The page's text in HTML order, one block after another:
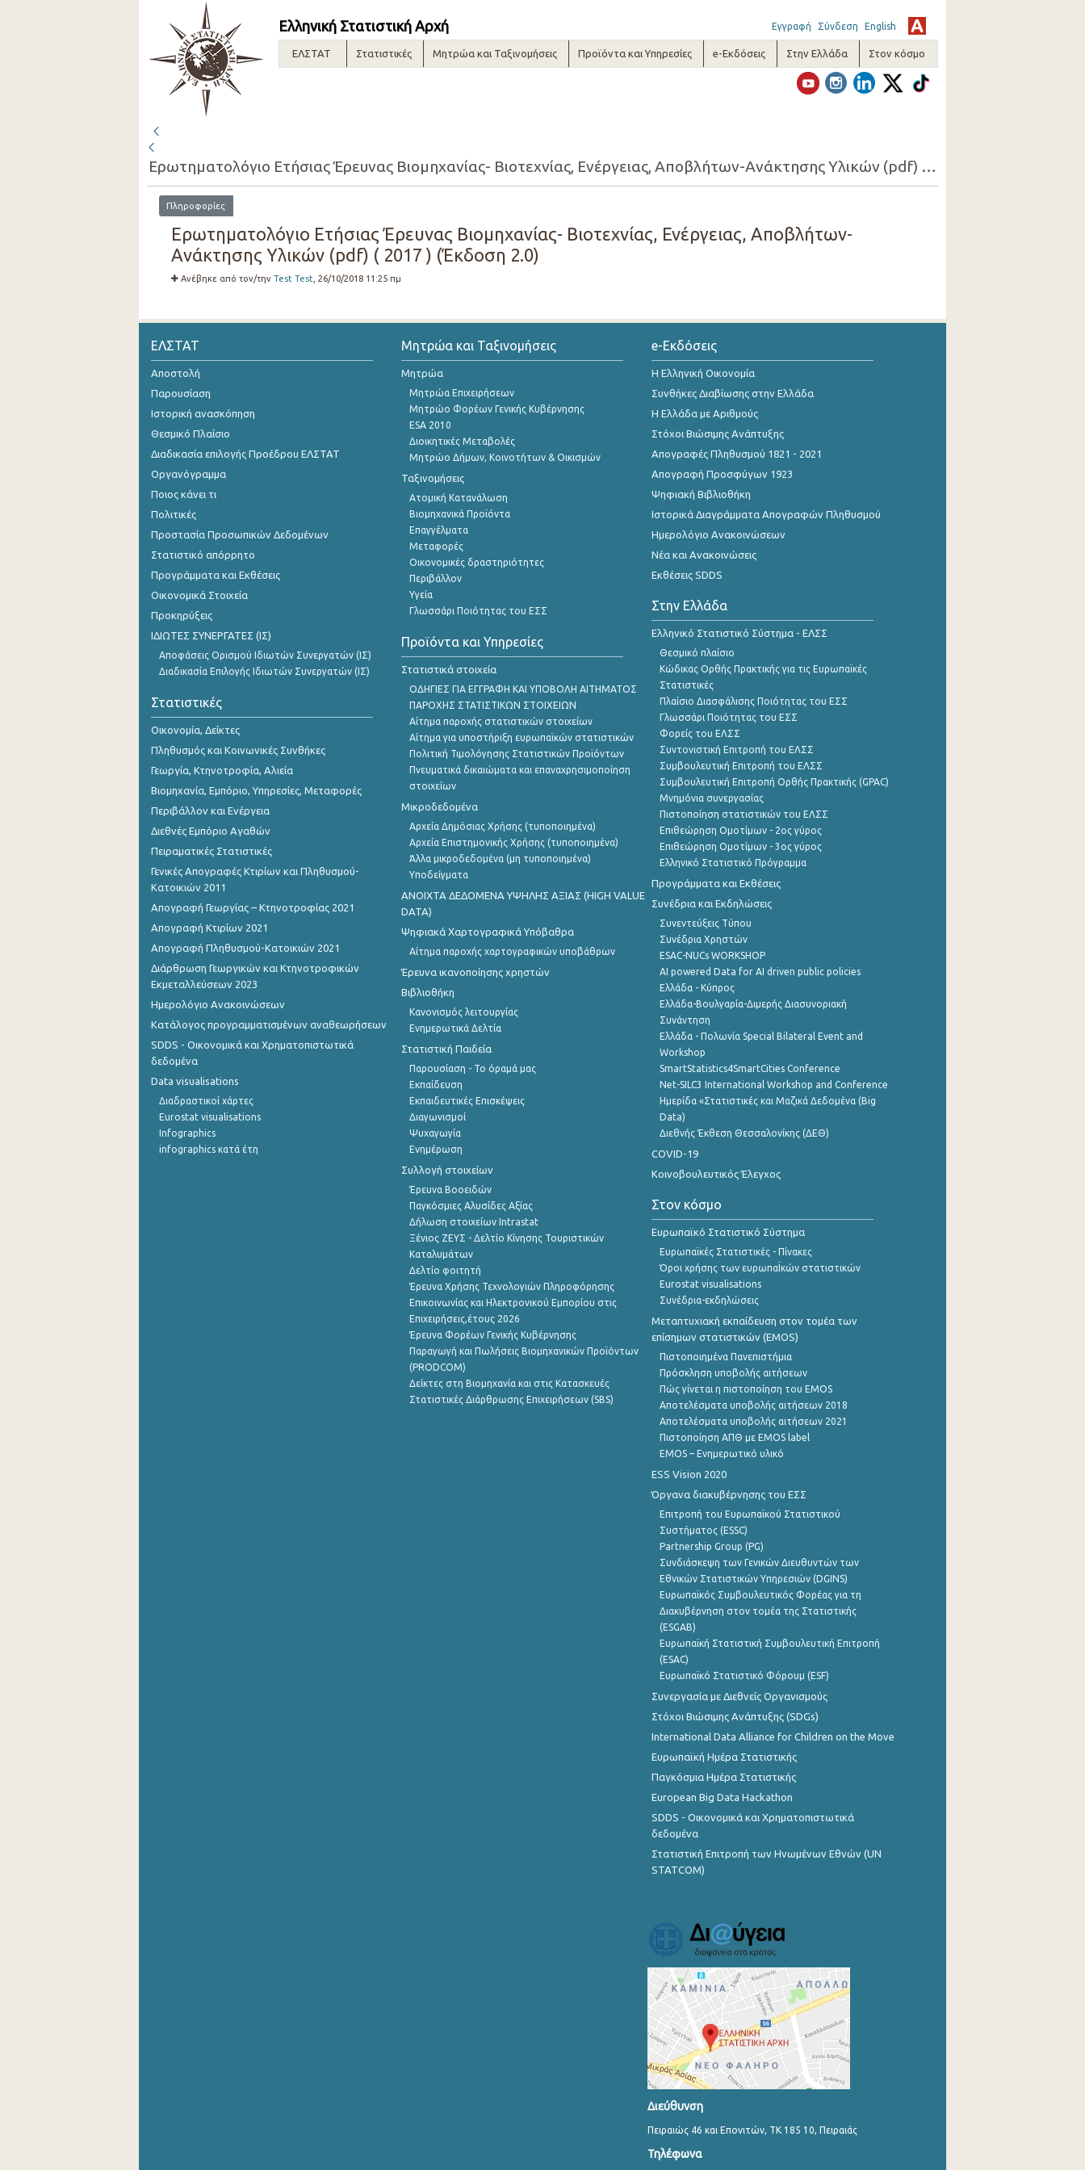
Ελληνική Στατιστική Αρχή Εγγραφή Σύνδεση English
ΕΛΣΤΑΤ Στατιστικές Μητρώα και Ταξινομήσεις Προϊόντα και Υπηρεσίες e-Εκδόσεις Στην Ελλάδα Στον κόσμο
Ερωτηματολόγιο Ετήσιας Έρευνας Βιομηχανίας- Βιοτεχνίας, Ενέργειας, Αποβλήτων-Ανάκτησης Υλικών (pdf) ( 2017 )
Πληροφορίες
Ερωτηματολόγιο Ετήσιας Έρευνας Βιομηχανίας- Βιοτεχνίας, Ενέργειας, Αποβλήτων-
Ανάκτησης Υλικών (pdf) ( 2017 ) (Έκδοση 2.0)
Ανέβηκε από τον/την Test Test , 26/10/2018 11:25 πμ
ΕΛΣΤΑΤ
Αποστολή
Παρουσίαση
Ιστορική ανασκόπηση
Θεσμικό Πλαίσιο
Διαδικασία επιλογής Προέδρου ΕΛΣΤΑΤ
Οργανόγραμμα
Ποιος κάνει τι
Πολιτικές
Προστασία Προσωπικών Δεδομένων
Στατιστικό απόρρητο
Προγράμματα και Εκθέσεις
Οικονομικά Στοιχεία
Προκηρύξεις
ΙΔΙΩΤΕΣ ΣΥΝΕΡΓΑΤΕΣ (ΙΣ)
Αποφάσεις Ορισμού Ιδιωτών Συνεργατών (ΙΣ)
Διαδικασία Επιλογής Ιδιωτών Συνεργατών (ΙΣ)
Στατιστικές
Οικονομία, Δείκτες
Πληθυσμός και Κοινωνικές Συνθήκες
Γεωργία, Κτηνοτροφία, Αλιεία
Βιομηχανία, Εμπόριο, Υπηρεσίες, Μεταφορές
Περιβάλλον και Ενέργεια
Διεθνές Εμπόριο Αγαθών
Πειραματικές Στατιστικές
Γενικές Απογραφές Κτιρίων και Πληθυσμού-
Κατοικιών 2011
Απογραφή Γεωργίας – Κτηνοτροφίας 2021
Απογραφή Κτιρίων 2021
Απογραφή Πληθυσμού-Κατοικιών 2021
Διάρθρωση Γεωργικών και Κτηνοτροφικών
Εκμεταλλεύσεων 2023
Ημερολόγιο Ανακοινώσεων
Κατάλογος προγραμματισμένων αναθεωρήσεων
SDDS - Οικονομικά και Χρηματοπιστωτικά
δεδομένα
Data visualisations
Διαδραστικοί χάρτες
Eurostat visualisations
Infographics
infographics κατά έτη
Μητρώα και Ταξινομήσεις
Μητρώα
Μητρώα Επιχειρήσεων
Μητρώο Φορέων Γενικής Κυβέρνησης
ESA 2010
Διοικητικές Μεταβολές
Μητρώο Δήμων, Κοινοτήτων & Οικισμών
Ταξινομήσεις
Ατομική Κατανάλωση
Βιομηχανικά Προϊόντα
Επαγγέλματα
Μεταφορές
Οικονομικές δραστηριότητες
Περιβάλλον
Υγεία
Γλωσσάρι Ποιότητας του ΕΣΣ
Προϊόντα και Υπηρεσίες
Στατιστικά στοιχεία
ΟΔΗΓΙΕΣ ΓΙΑ ΕΓΓΡΑΦΗ ΚΑΙ ΥΠΟΒΟΛΗ ΑΙΤΗΜΑΤΟΣ
ΠΑΡΟΧΗΣ ΣΤΑΤΙΣΤΙΚΩΝ ΣΤΟΙΧΕΙΩΝ
Αίτημα παροχής στατιστικών στοιχείων
Αίτημα για υποστήριξη ευρωπαϊκών στατιστικών
Πολιτική Τιμολόγησης Στατιστικών Προϊόντων
Πνευματικά δικαιώματα και επαναχρησιμοποίηση
στοιχείων
Μικροδεδομένα
Αρχεία Δημόσιας Χρήσης (τυποποιημένα)
Αρχεία Επιστημονικής Χρήσης (τυποποιημένα)
Άλλα μικροδεδομένα (μη τυποποιημένα)
Υποδείγματα
ANOIXTA ΔΕΔΟΜΕΝΑ ΥΨΗΛΗΣ ΑΞΙΑΣ (HIGH VALUE
DATA)
Ψηφιακά Χαρτογραφικά Υπόβαθρα
Αίτημα παροχής χαρτογραφικών υποβάθρων
Έρευνα ικανοποίησης χρηστών
Βιβλιοθήκη
Κανονισμός λειτουργίας
Ενημερωτικά Δελτία
Στατιστική Παιδεία
Παρουσίαση - Το όραμά μας
Εκπαίδευση
Εκπαιδευτικές Επισκέψεις
Διαγωνισμοί
Ψυχαγωγία
Ενημέρωση
Συλλογή στοιχείων
Έρευνα Βοοειδών
Παγκόσμιες Αλυσίδες Αξίας
Δήλωση στοιχείων Intrastat
Ξένιος ΖΕΥΣ - Δελτίο Κίνησης Τουριστικών
Καταλυμάτων
Δελτίο φοιτητή
Έρευνα Χρήσης Τεχνολογιών Πληροφόρησης
Επικοινωνίας και Ηλεκτρονικού Εμπορίου στις
Επιχειρήσεις,έτους 2026
Έρευνα Φορέων Γενικής Κυβέρνησης
Παραγωγή και Πωλήσεις Βιομηχανικών Προϊόντων
(PRODCOM)
Δείκτες στη Βιομηχανία και στις Κατασκευές
Στατιστικές Διάρθρωσης Επιχειρήσεων (SBS)
e-Εκδόσεις
Η Ελληνική Οικονομία
Συνθήκες Διαβίωσης στην Ελλάδα
Η Ελλάδα με Αριθμούς
Στόχοι Βιώσιμης Ανάπτυξης
Απογραφές Πληθυσμού 1821 - 2021
Απογραφή Προσφύγων 1923
Ψηφιακή Βιβλιοθήκη
Ιστορικά Διαγράμματα Απογραφών Πληθυσμού
Ημερολόγιο Ανακοινώσεων
Νέα και Ανακοινώσεις
Εκθέσεις SDDS
Στην Ελλάδα
Ελληνικό Στατιστικό Σύστημα - ΕΛΣΣ
Θεσμικό πλαίσιο
Κώδικας Ορθής Πρακτικής για τις Ευρωπαϊκές
Στατιστικές
Πλαίσιο Διασφάλισης Ποιότητας του ΕΣΣ
Γλωσσάρι Ποιότητας του ΕΣΣ
Φορείς του ΕΛΣΣ
Συντονιστική Επιτροπή του ΕΛΣΣ
Συμβουλευτική Επιτροπή του ΕΛΣΣ
Συμβουλευτική Επιτροπή Ορθής Πρακτικής (GPAC)
Μνημόνια συνεργασίας
Πιστοποίηση στατιστικών του ΕΛΣΣ
Επιθεώρηση Ομοτίμων - 2ος γύρος
Επιθεώρηση Ομοτίμων - 3ος γύρος
Ελληνικό Στατιστικό Πρόγραμμα
Προγράμματα και Εκθέσεις
Συνέδρια και Εκδηλώσεις
Συνεντεύξεις Τύπου
Συνέδρια Χρηστών
ESAC-NUCs WORKSHOP
AI powered Data for AI driven public policies
Ελλάδα - Κύπρος
Ελλάδα-Βουλγαρία-Διμερής Διασυνοριακή
Συνάντηση
Ελλάδα - Πολωνία Special Bilateral Event and
Workshop
SmartStatistics4SmartCities Conference
Net-SILC3 International Workshop and Conference
Ημερίδα «Στατιστικές και Μαζικά Δεδομένα (Big
Data)
Διεθνής Έκθεση Θεσσαλονίκης (ΔΕΘ)
COVID-19
Κοινοβουλευτικός Έλεγχος
Στον κόσμο
Ευρωπαϊκό Στατιστικό Σύστημα
Ευρωπαϊκές Στατιστικές - Πίνακες
Όροι χρήσης των ευρωπαΪκών στατιστικών
Eurostat visualisations
Συνέδρια-εκδηλώσεις
Μεταπτυχιακή εκπαίδευση στον τομέα των
επίσημων στατιστικών (EMOS)
Πιστοποιημένα Πανεπιστήμια
Πρόσκληση υποβολής αιτήσεων
Πώς γίνεται η πιστοποίηση του EMOS
Αποτελέσματα υποβολής αιτήσεων 2018
Αποτελέσματα υποβολής αιτήσεων 2021
Πιστοποίηση ΑΠΘ με EMOS label
EMOS – Ενημερωτικό υλικό
ESS Vision 2020
Όργανα διακυβέρνησης του ΕΣΣ
Επιτροπή του Ευρωπαϊκού Στατιστικού
Συστήματος (ESSC)
Partnership Group (PG)
Συνδιάσκεψη των Γενικών Διευθυντών των
Εθνικών Στατιστικών Υπηρεσιών (DGINS)
Ευρωπαϊκός Συμβουλευτικός Φορέας για τη
Διακυβέρνηση στον τομέα της Στατιστικής
(ESGAB)
Ευρωπαϊκή Στατιστική Συμβουλευτική Επιτροπή
(ESAC)
Ευρωπαϊκό Στατιστικό Φόρουμ (ESF)
Συνεργασία με Διεθνείς Οργανισμούς
Στόχοι Βιώσιμης Ανάπτυξης (SDGs)
International Data Alliance for Children on the Move
Ευρωπαϊκή Ημέρα Στατιστικής
Παγκόσμια Ημέρα Στατιστικής
European Big Data Hackathon
SDDS - Οικονομικά και Χρηματοπιστωτικά
δεδομένα
Στατιστική Επιτροπή των Ηνωμένων Εθνών (UN
STATCOM)
Διεύθυνση
Πειραιώς 46 και Επονιτών, ΤΚ 185 10, Πειραιάς
Τηλέφωνα